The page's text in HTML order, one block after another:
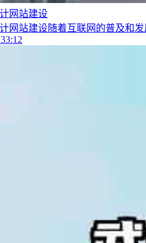
网站建设
网站建设随着互联网的普及和